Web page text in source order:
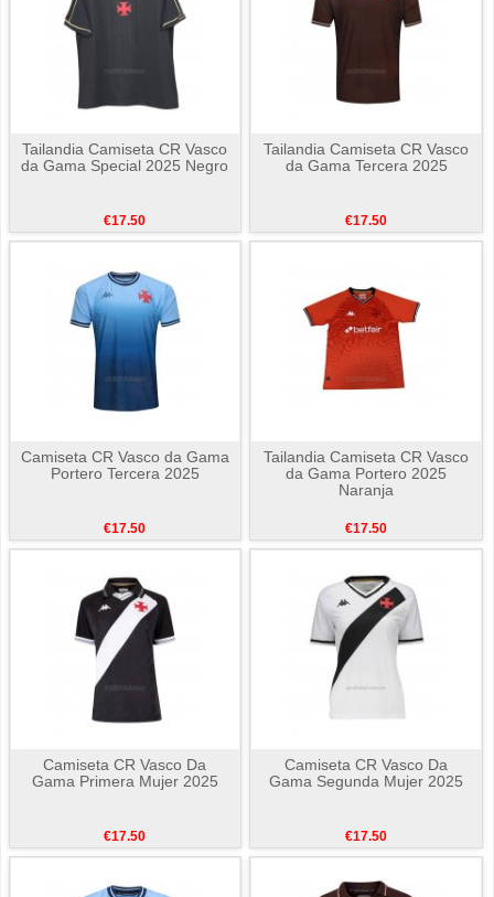
Tailandia Camiseta CR Vasco
da Gama Special 2025 Negro
€17.50
Tailandia Camiseta CR Vasco
da Gama Tercera 2025
€17.50
Camiseta CR Vasco da Gama
Portero Tercera 2025
€17.50
Tailandia Camiseta CR Vasco
da Gama Portero 2025
Naranja
€17.50
Camiseta CR Vasco Da
Gama Primera Mujer 2025
€17.50
Camiseta CR Vasco Da
Gama Segunda Mujer 2025
€17.50